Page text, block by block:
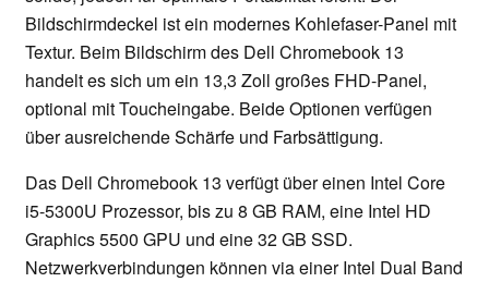
Bildschirmdeckel ist ein modernes Kohlefaser-Panel mit
Textur. Beim Bildschirm des Dell Chromebook 13
handelt es sich um ein 13,3 Zoll großes FHD-Panel,
optional mit Toucheingabe. Beide Optionen verfügen
über ausreichende Schärfe und Farbsättigung.
Das Dell Chromebook 13 verfügt über einen Intel Core
i5-5300U Prozessor, bis zu 8 GB RAM, eine Intel HD
Graphics 5500 GPU und eine 32 GB SSD.
Netzwerkverbindungen können via einer Intel Dual Band